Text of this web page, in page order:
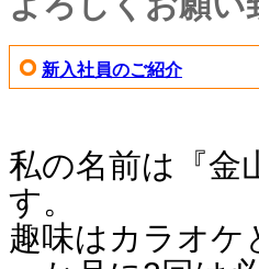
新入社員のご紹介
私の名前は『
す。
趣味はカラオケ